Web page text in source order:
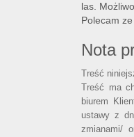
las.
Polecam ze
Nota
Treść
Treść ma
biurem
ustawy z
zmianami/